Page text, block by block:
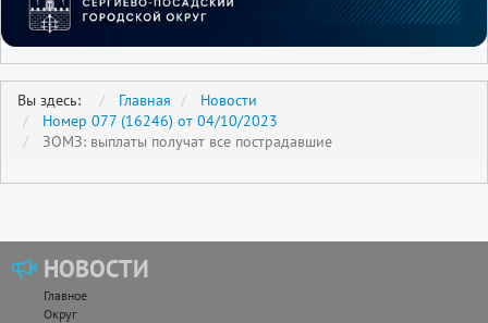
Вы здесь: Главная
Новости
Номер 077 (16246) от 04/10/2023
ЗОМЗ: выплаты получат все пострадавшие
НОВОСТИ
Главное
Округ